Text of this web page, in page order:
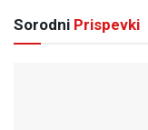
Sorodni Prispevki